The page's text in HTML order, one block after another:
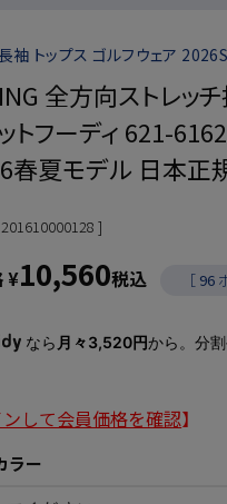
袖 トップス ゴルフウェア
全方向ストレッ
トフーディ 621-
春夏モデル 日本正
201610000128
¥10,560税込 ［ 96
なら 月々3,520円から。分
して会員価格を確認】
ラー